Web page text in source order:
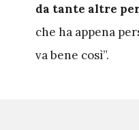
da tante altre
che ha appena
va bene così”.